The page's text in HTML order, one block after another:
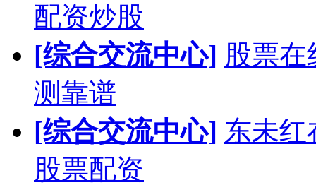
配资炒股
[综合交流中心] 股票在
测靠谱
[综合交流中心] 东未红
股票配资